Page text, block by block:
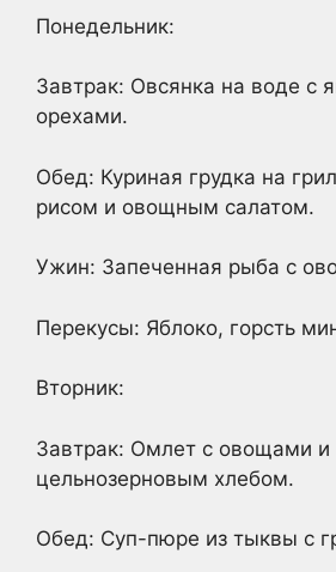
Понедельник:
Завтрак: Овсянка на воде с
орехами.
Обед: Куриная грудка на
рисом и овощным салатом.
Ужин: Запеченная рыба с
Перекусы: Яблоко, горсть
Вторник:
Завтрак: Омлет с овощами и
цельнозерновым хлебом.
Обед: Суп-пюре из тыквы с